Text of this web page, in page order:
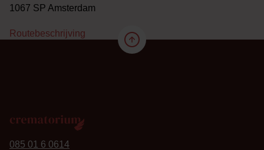
1067 SP Amsterdam
Routebeschrijving
085 01 6 0614